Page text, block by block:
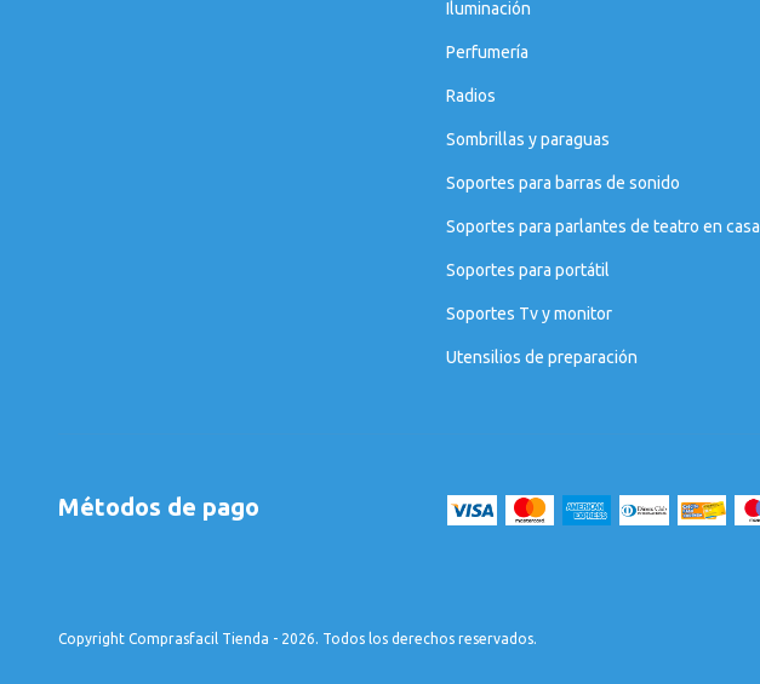
Iluminación
Perfumería
Radios
Sombrillas y paraguas
Soportes para barras de sonido
Soportes para parlantes de teatro en casa
Soportes para portátil
Soportes Tv y monitor
Utensilios de preparación
Métodos de pago
Copyright Comprasfacil Tienda - 2026. Todos los derechos reservados.